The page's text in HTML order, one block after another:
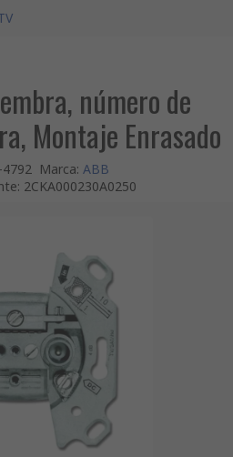
número de
Montaje Enrasado
Marca: ABB
: 2CKA000230A0250